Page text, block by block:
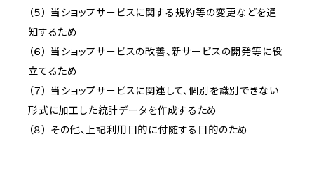
（５） 当ショップサービスに関する規約等の変更などを通
知するため
（６） 当ショップサービスの改善、新サービスの開発等に役
立てるため
（７） 当ショップサービスに関連して、個別を識別できない
形式に加工した統計データを作成するため
（８） その他、上記利用目的に付随する目的のため